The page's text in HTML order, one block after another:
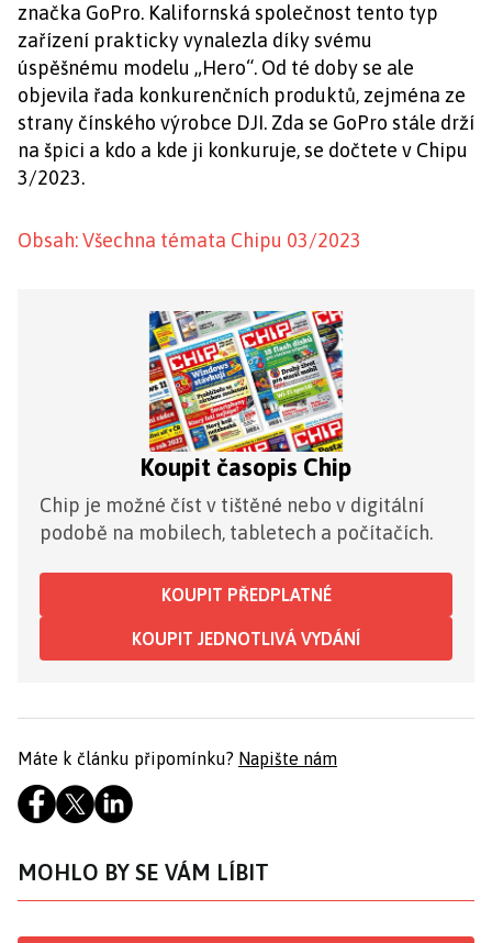
značka GoPro. Kalifornská společnost tento typ
zařízení prakticky vynalezla díky svému
úspěšnému modelu „Hero“. Od té doby se ale
objevila řada konkurenčních produktů, zejména ze
strany čínského výrobce DJI. Zda se GoPro stále drží
na špici a kdo a kde ji konkuruje, se dočtete v Chipu
3/2023.
Obsah: Všechna témata Chipu 03/2023
Koupit časopis Chip
Chip je možné číst v tištěné nebo v digitální
podobě na mobilech, tabletech a počítačích.
KOUPIT PŘEDPLATNÉ
KOUPIT JEDNOTLIVÁ VYDÁNÍ
Máte k článku připomínku? Napište nám
MOHLO BY SE VÁM LÍBIT